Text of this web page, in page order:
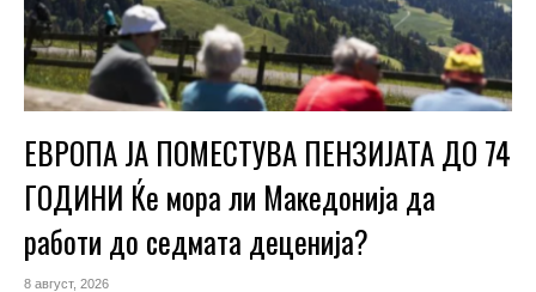
ЕВРОПА ЈА ПОМЕСТУВА ПЕНЗИЈАТА ДО 74
ГОДИНИ Ќе мора ли Македонија да
работи до седмата деценија?
8 август, 2026